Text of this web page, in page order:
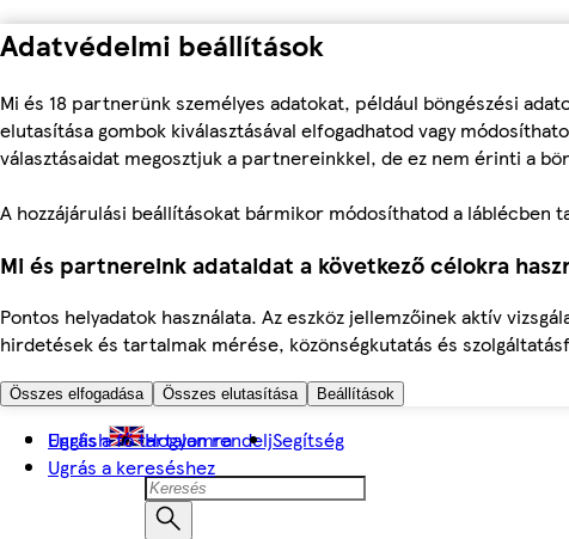
Adatvédelmi beállítások
Mi és 18 partnerünk személyes adatokat, például böngészési
elutasítása gombok kiválasztásával elfogadhatod vagy
választásaidat megosztjuk a partnereinkkel, de ez nem érinti a
A hozzájárulási beállításokat bármikor módosíthatod a láblécben
Mi és partnereink adataidat a következő célokra
Pontos helyadatok használata. Az eszköz jellemzőinek aktív
hirdetések és tartalmak mérése, közönségkutatás és
Összes elfogadása Összes elutasítása Beállítások
Ugrás a fő tartalomra
Ugrás a kereséshez
English Hogyan rendeljSegítség